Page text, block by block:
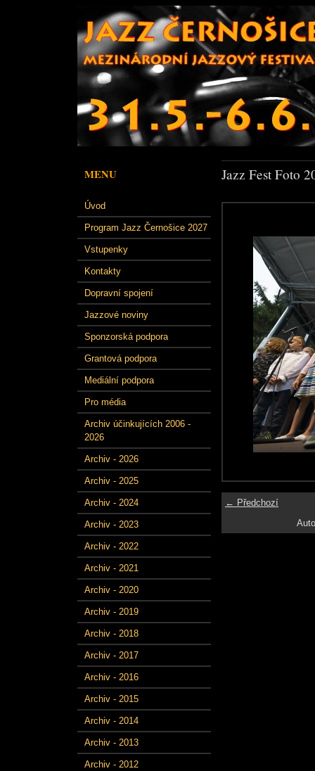
MENU
Úvod
Program Jazz Černošice 2027
Vstupenky
Kontakty
Dopravní spojení
Jazzové noviny
Sponzorská podpora
Grantová podpora
Mediální podpora
Pro média
Archiv účinkujících 2006 -
2026
Archiv - 2026
Archiv - 2025
Archiv - 2024
Archiv - 2023
Archiv - 2022
Archiv - 2021
Archiv - 2020
Archiv - 2019
Archiv - 2018
Archiv - 2017
Archiv - 2016
Archiv - 2015
Archiv - 2014
Archiv - 2013
Archiv - 2012
Jazz Fest Foto
← Předchozí